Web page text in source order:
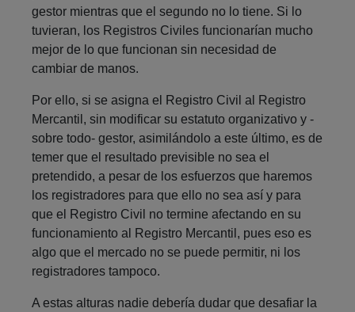
gestor mientras que el segundo no lo tiene. Si lo
tuvieran, los Registros Civiles funcionarían mucho
mejor de lo que funcionan sin necesidad de
cambiar de manos.
Por ello, si se asigna el Registro Civil al Registro
Mercantil, sin modificar su estatuto organizativo y -
sobre todo- gestor, asimilándolo a este último, es de
temer que el resultado previsible no sea el
pretendido, a pesar de los esfuerzos que haremos
los registradores para que ello no sea así y para
que el Registro Civil no termine afectando en su
funcionamiento al Registro Mercantil, pues eso es
algo que el mercado no se puede permitir, ni los
registradores tampoco.
A estas alturas nadie debería dudar que desafiar la